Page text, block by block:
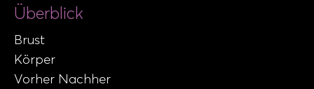
Überblick
Brust
Körper
Vorher Nachher